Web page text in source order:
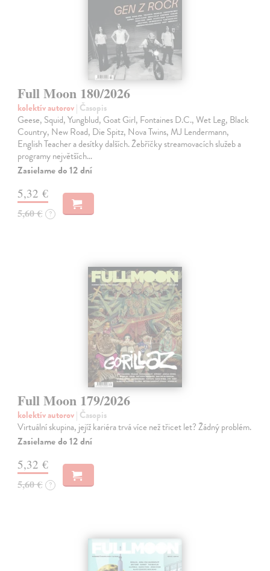
Full Moon 180/2026
kolektív autorov| Časopis
Geese, Squid, Yungblud, Goat Girl, Fontaines D.C., Wet Leg, Black
Country, New Road, Die Spitz, Nova Twins, MJ Lendermann,
English Teacher a desítky dalších. Žebříčky streamovacích služeb a
programy největších…
Zasielame do 12 dní
5,32 €
5,60 € ?
Full Moon 179/2026
kolektív autorov| Časopis
Virtuální skupina, jejíž kariéra trvá více než třicet let? Žádný problém.
Zasielame do 12 dní
5,32 €
5,60 € ?